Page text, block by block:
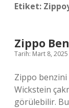
Etiket:
Zippo
Tarih: Mart 8, 2025
Zippo
Wickstein
görülebilir.